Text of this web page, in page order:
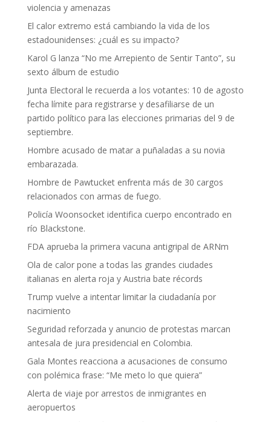
violencia y amenazas
El calor extremo está cambiando la vida de los
estadounidenses: ¿cuál es su impacto?
Karol G lanza “No me Arrepiento de Sentir Tanto”, su
sexto álbum de estudio
Junta Electoral le recuerda a los votantes: 10 de agosto
fecha límite para registrarse y desafiliarse de un
partido político para las elecciones primarias del 9 de
septiembre.
Hombre acusado de matar a puñaladas a su novia
embarazada.
Hombre de Pawtucket enfrenta más de 30 cargos
relacionados con armas de fuego.
Policía Woonsocket identifica cuerpo encontrado en
río Blackstone.
FDA aprueba la primera vacuna antigripal de ARNm
Ola de calor pone a todas las grandes ciudades
italianas en alerta roja y Austria bate récords
Trump vuelve a intentar limitar la ciudadanía por
nacimiento
Seguridad reforzada y anuncio de protestas marcan
antesala de jura presidencial en Colombia.
Gala Montes reacciona a acusaciones de consumo
con polémica frase: “Me meto lo que quiera”
Alerta de viaje por arrestos de inmigrantes en
aeropuertos